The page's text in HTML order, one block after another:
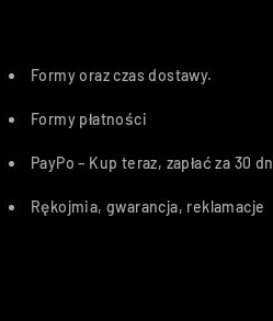
Formy oraz czas dostawy.
Formy płatności
PayPo – Kup teraz, zapłać za 30 dn
Rękojmia, gwarancja, reklamacje